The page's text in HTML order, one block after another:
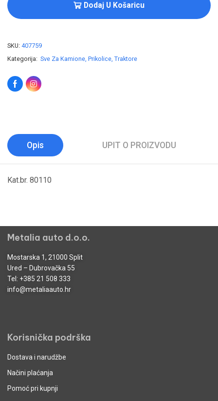
Dodaj U Košaricu
SKU: 407759
Kategorija: Sve Za Kamione, Prikolice, Traktore
Opis UPIT O PROIZVODU
Kat.br. 80110
Metalia auto d.o.o.
Mostarska 1, 21000 Split
Ured – Dubrovačka 55
Tel: +385 21 508 333
info@metaliaauto.hr
Korisnička podrška
Dostava i narudžbe
Načini plaćanja
Pomoć pri kupnji